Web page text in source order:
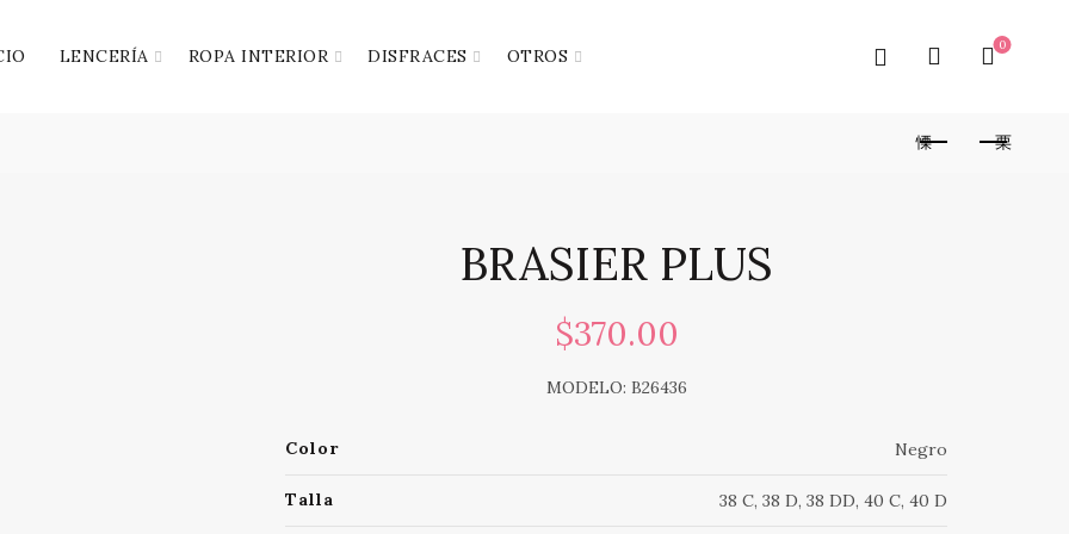
LENCERÍA ROPA INTERIOR DISFRACES OTROS
0
BRASIER PLUS
$370.00
MODELO: B26436
Color Negro
Talla 38 C, 38 D, 38 DD, 40 C, 40 D